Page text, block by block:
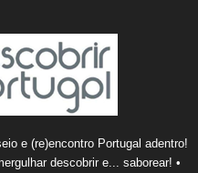
e (re)encontro Portugal adentro!
descobrir e... saborear! •